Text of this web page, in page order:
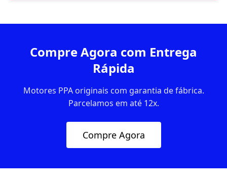
Compre Agora com Entrega
Rápida
Motores PPA originais com garantia de fábrica.
Parcelamos em até 12x.
Compre Agora